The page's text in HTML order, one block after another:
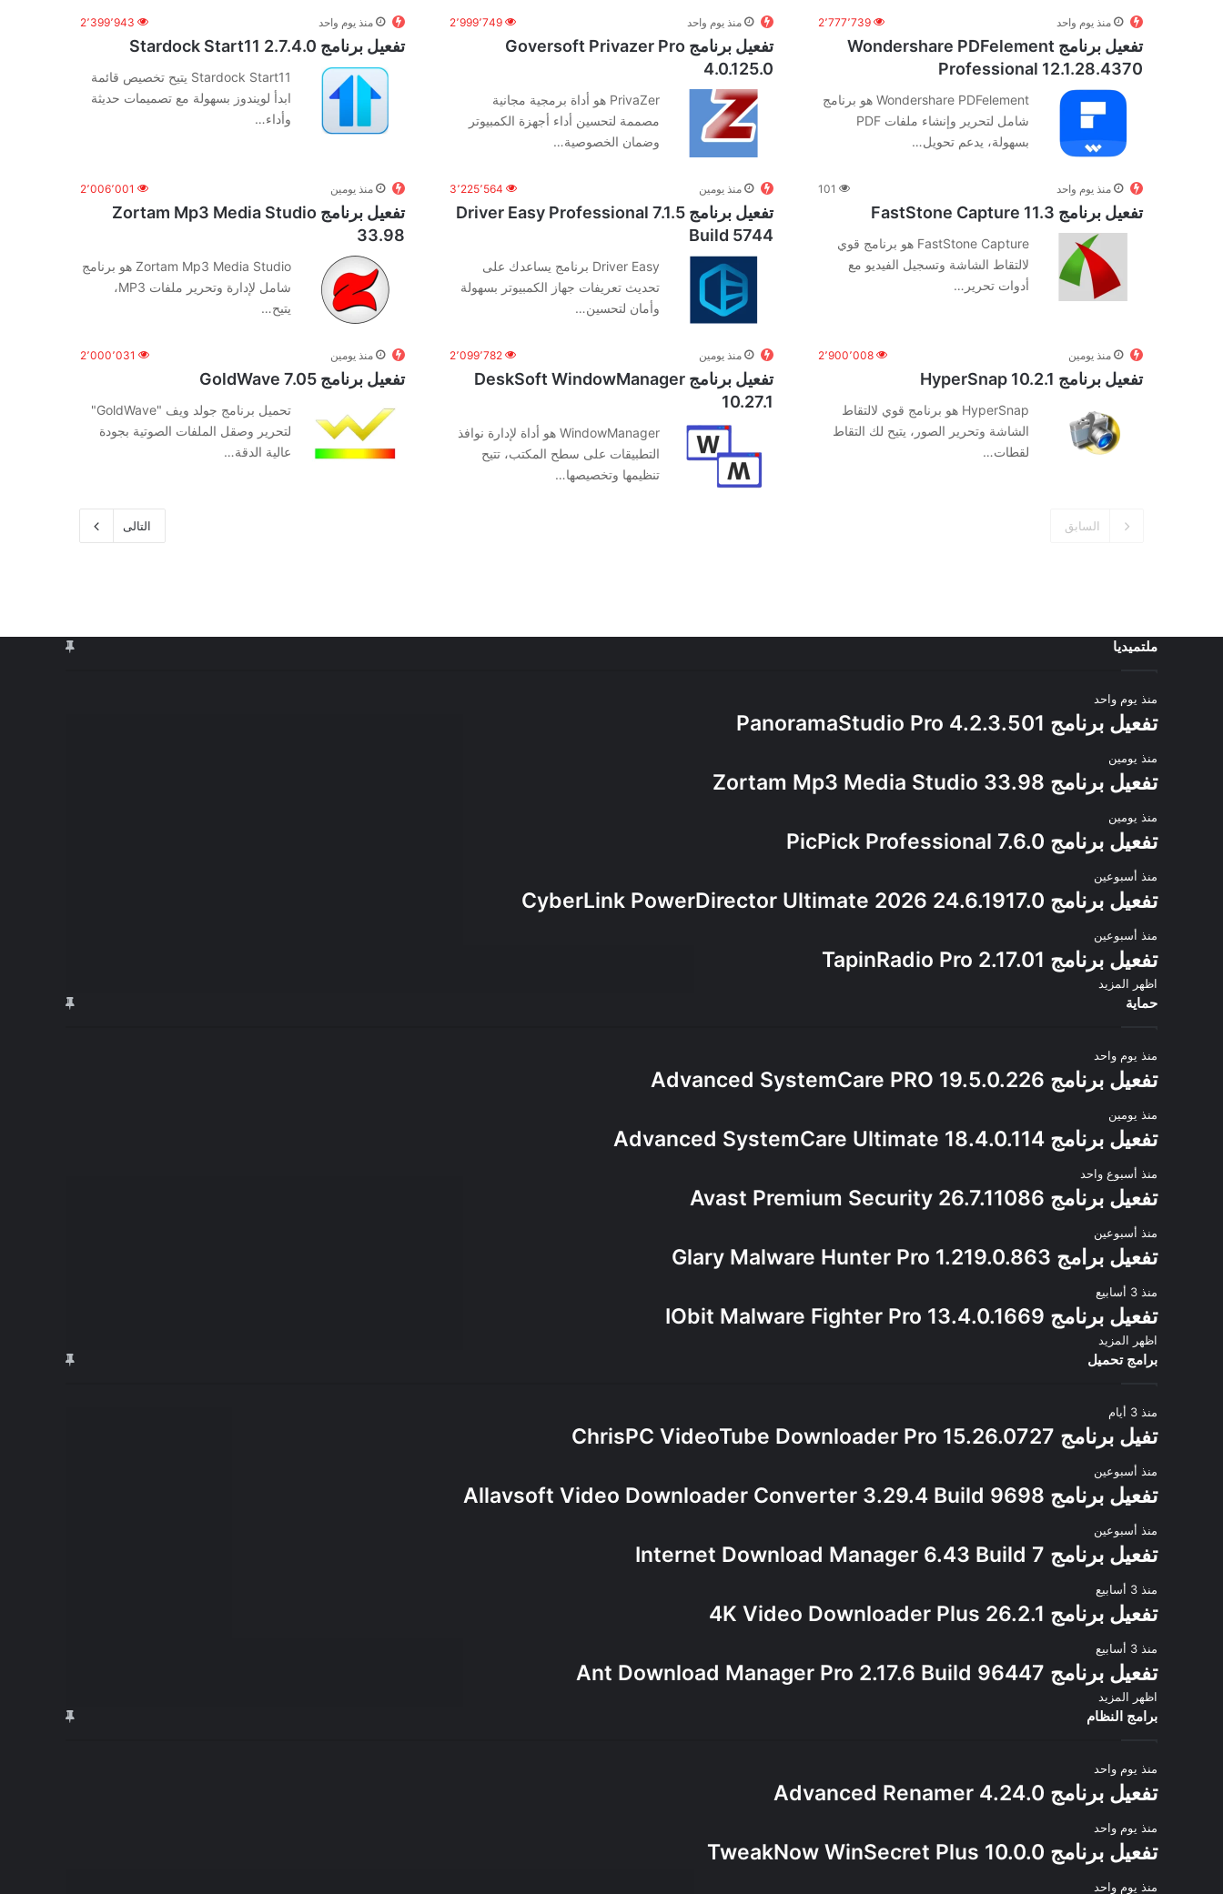
منذ يوم واحد 2٬777٬739
تفعيل برنامج Wondershare PDFelement
Professional 12.1.28.4370
Wondershare PDFelement هو برنامج
شامل لتحرير وإنشاء ملفات PDF
بسهولة، يدعم تحويل…
منذ يوم واحد 2٬999٬749
تفعيل برنامج Goversoft Privazer Pro
4.0.125.0
PrivaZer هو أداة برمجية مجانية
مصممة لتحسين أداء أجهزة الكمبيوتر
وضمان الخصوصية…
منذ يوم واحد 2٬399٬943
تفعيل برنامج Stardock Start11 2.7.4.0
Stardock Start11 يتيح تخصيص قائمة
ابدأ لويندوز بسهولة مع تصميمات حديثة
وأداء…
منذ يوم واحد 101
تفعيل برنامج FastStone Capture 11.3
FastStone Capture هو برنامج قوي
لالتقاط الشاشة وتسجيل الفيديو مع
أدوات تحرير…
منذ يومين 3٬225٬564
تفعيل برنامج Driver Easy Professional 7.1.5
Build 5744
Driver Easy برنامج يساعدك على
تحديث تعريفات جهاز الكمبيوتر بسهولة
وأمان لتحسين…
منذ يومين 2٬006٬001
تفعيل برنامج Zortam Mp3 Media Studio
33.98
Zortam Mp3 Media Studio هو برنامج
شامل لإدارة وتحرير ملفات MP3،
يتيح…
منذ يومين 2٬900٬008
تفعيل برنامج HyperSnap 10.2.1
HyperSnap هو برنامج قوي لالتقاط
الشاشة وتحرير الصور، يتيح لك التقاط
لقطات…
منذ يومين 2٬099٬782
تفعيل برنامج DeskSoft WindowManager
10.27.1
WindowManager هو أداة لإدارة نوافذ
التطبيقات على سطح المكتب، تتيح
تنظيمها وتخصيصها…
منذ يومين 2٬000٬031
تفعيل برنامج GoldWave 7.05
تحميل برنامج جولد ويف "GoldWave"
لتحرير وصقل الملفات الصوتية بجودة
عالية الدقة…
السابق التالى
ملتميديا
منذ يوم واحد
تفعيل برنامج PanoramaStudio Pro 4.2.3.501
منذ يومين
تفعيل برنامج Zortam Mp3 Media Studio 33.98
منذ يومين
تفعيل برنامج PicPick Professional 7.6.0
منذ أسبوعين
تفعيل برنامج CyberLink PowerDirector Ultimate 2026 24.6.1917.0
منذ أسبوعين
تفعيل برنامج TapinRadio Pro 2.17.01
اظهر المزيد
حماية
منذ يوم واحد
تفعيل برنامج Advanced SystemCare PRO 19.5.0.226
منذ يومين
تفعيل برنامج Advanced SystemCare Ultimate 18.4.0.114
منذ أسبوع واحد
تفعيل برنامج Avast Premium Security 26.7.11086
منذ أسبوعين
تفعيل برامج Glary Malware Hunter Pro 1.219.0.863
منذ 3 أسابيع
تفعيل برنامج IObit Malware Fighter Pro 13.4.0.1669
اظهر المزيد
برامج تحميل
منذ 3 أيام
تفيل برنامج ChrisPC VideoTube Downloader Pro 15.26.0727
منذ أسبوعين
تفعيل برنامج Allavsoft Video Downloader Converter 3.29.4 Build 9698
منذ أسبوعين
تفعيل برنامج Internet Download Manager 6.43 Build 7
منذ 3 أسابيع
تفعيل برنامج 4K Video Downloader Plus 26.2.1
منذ 3 أسابيع
تفعيل برنامج Ant Download Manager Pro 2.17.6 Build 96447
اظهر المزيد
برامج النظام
منذ يوم واحد
تفعيل برنامج Advanced Renamer 4.24.0
منذ يوم واحد
تفعيل برنامج TweakNow WinSecret Plus 10.0.0
منذ يوم واحد